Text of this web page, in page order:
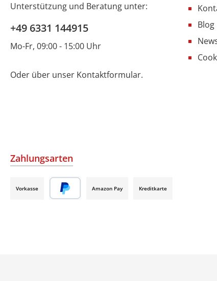
Unterstützung und Beratung unter:
+49 6331 144915
Mo-Fr, 09:00 - 15:00 Uhr
Oder über unser Kontaktformular.
Blog
Zahlungsarten
Vorkasse Amazon Pay Kreditkarte